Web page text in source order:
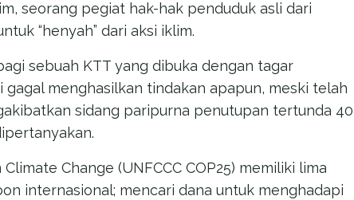
seorang pegiat hak-hak penduduk asli dari
“henyah” dari aksi iklim.
sebuah KTT yang dibuka dengan tagar
gagal menghasilkan tindakan apapun, meski telah
sidang paripurna penutupan tertunda 40
Change (UNFCCC COP25) memiliki lima
internasional; mencari dana untuk menghadapi